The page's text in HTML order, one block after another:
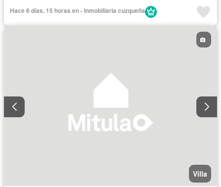
Hace 6 días, 15 horas en - Inmobiliaria cuzqueña
Villa